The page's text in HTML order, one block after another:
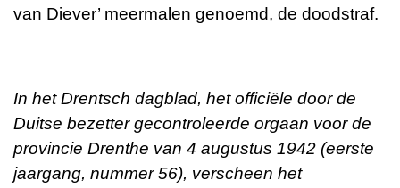
van Diever’ meermalen genoemd, de doodstraf.
In het Drentsch dagblad, het officiële door de
Duitse bezetter gecontroleerde orgaan voor de
provincie Drenthe van 4 augustus 1942 (eerste
jaargang, nummer 56), verscheen het